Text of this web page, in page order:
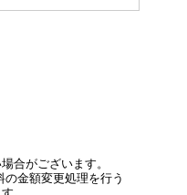
合がございます。
金額変更処理を行う